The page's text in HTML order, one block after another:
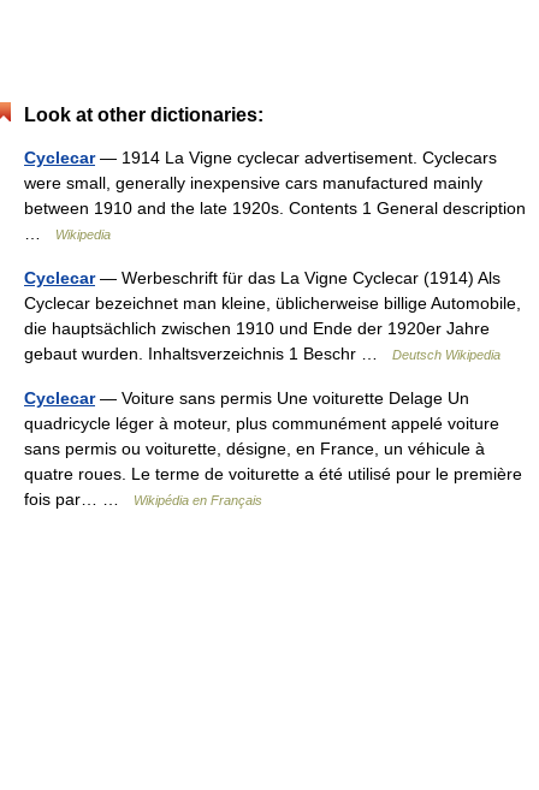
Look at other dictionaries:
Cyclecar— 1914 La Vigne cyclecar advertisement. Cyclecars
were small, generally inexpensive cars manufactured mainly
between 1910 and the late 1920s. Contents 1 General description
Wikipedia
Cyclecar— Werbeschrift für das La Vigne Cyclecar (1914) Als
Cyclecar bezeichnet man kleine, üblicherweise billige Automobile,
die hauptsächlich zwischen 1910 und Ende der 1920er Jahre
gebaut wurden. Inhaltsverzeichnis 1 Beschr …
Deutsch Wikipedia
Cyclecar— Voiture sans permis Une voiturette Delage Un
quadricycle léger à moteur, plus communément appelé voiture
sans permis ou voiturette, désigne, en France, un véhicule à
quatre roues. Le terme de voiturette a été utilisé pour le première
fois par… …
Wikipédia en Français